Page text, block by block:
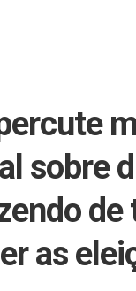
sobre
as